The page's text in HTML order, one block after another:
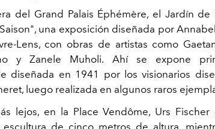
del Grand Palais Éphémère, el Jardín de
una exposición diseñada por
Lens, con obras de artistas como
y Zanele Muholi. Ahí se expone
diseñada en 1941 por los visionarios
luego realizada en algunos raros
lejos, en la Place Vendôme, Urs
escultura de cinco metros de altura,